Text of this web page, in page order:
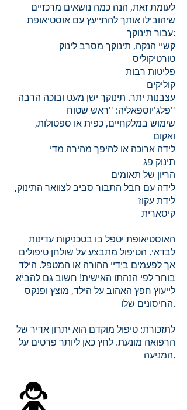
לעומת זאת, הנה כמה נושאים מרכזיים
שיהובילו אותך להתייעץ עם אוסטיאופת
עבור תינוקך:
קשיי הנקה, תינוקך מסרב לינוק
טורטיקוליס
פליטות רבות
קוליקים
עצבנות יתר. תינוקך ישן מעט ובוכה הרבה
פלג'יוספאליה: ''ראש שטוח''
שימוש במלקחיים, כפית או ספטולות,
ואקום
לידה ארוכה או להיפך מהירה מדי
תינוק פג
הריון של תאומים
לידה עם חבל התבור סביב לצוואר התינוק,
לידת עקוז
קיסארית
האוסטיאופת יטפל בו בטכניקות עדינות
לבדאי. הטיפול מתבצע על שולחן טיפולים
אך לפעמים בידיי ההורה או המטפל. הילד
בוחר לפי הנהתו האישית! חשוב גם להביא
לייעוץ חפץ האהוב על הילד, מוצץ ופנקס
החיסונים שלו.
לתזכורת: טיפול מוקדם הוא יתרון אדיר של
הרפואה מונעת. לחץ כאן ליותר פרטים על
המניעה.